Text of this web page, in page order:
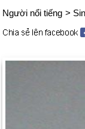
Người nổi tiếng >